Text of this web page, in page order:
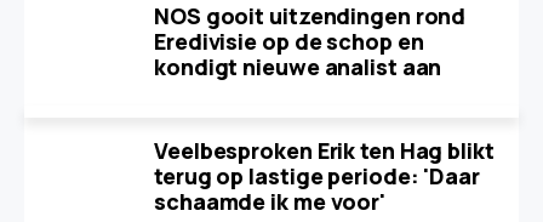
NOS gooit uitzendingen rond
Eredivisie op de schop en
kondigt nieuwe analist aan
Veelbesproken Erik ten Hag blikt
terug op lastige periode: 'Daar
schaamde ik me voor'